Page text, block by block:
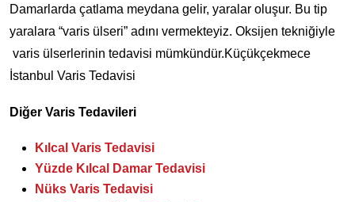
Damarlarda çatlama meydana gelir, yaralar oluşur. Bu tip
yaralara “varis ülseri” adını vermekteyiz. Oksijen tekniğiyle
varis ülserlerinin tedavisi mümkündür.Küçükçekmece
İstanbul Varis Tedavisi
Diğer Varis Tedavileri
Kılcal Varis Tedavisi
Yüzde Kılcal Damar Tedavisi
Nüks Varis Tedavisi